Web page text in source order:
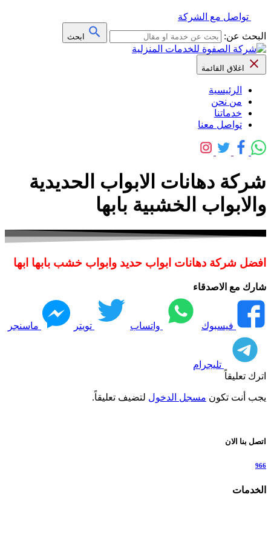
تواصل مع الشركة
البحث عن:
ابحث
اغلاق القائمة
الرئيسية
من نحن
خدماتنا
تواصل معنا
شركة دهانات الابواب الحديدية
والابواب الخشبية بابها
افضل شركة دهانات ابواب حديد وابواب خشب بابها ابها
شارك مع الاصدقاء
فيسبوك واتساب تويتر ماسنجر
تليجرام
اترك تعليقاً
يجب أنت تكون مسجل الدخول لتضيف تعليقاً.
اتصل بنا الان
966
الخدمات